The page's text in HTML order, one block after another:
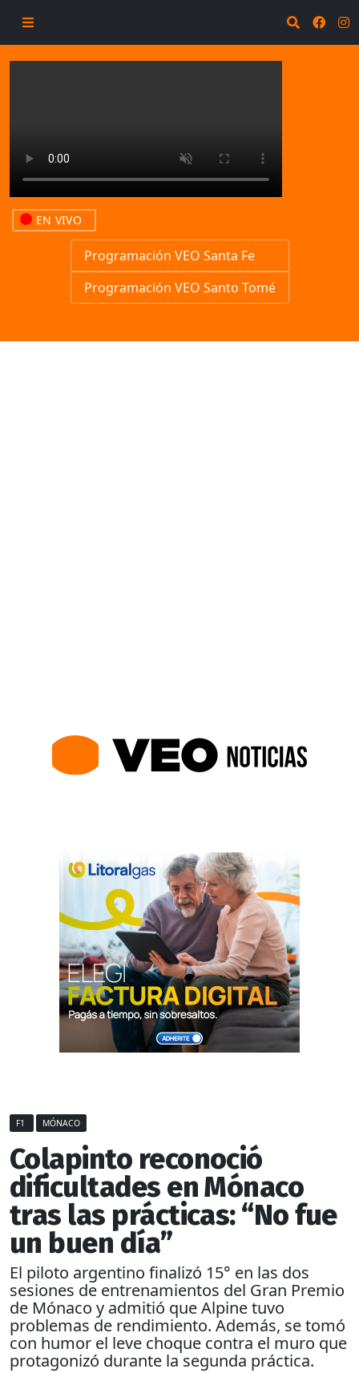
EN VIVO
Programación VEO Santa Fe
Programación VEO Santo Tomé
F1 MÓNACO
Colapinto reconoció
dificultades en Mónaco
tras las prácticas: “No fue
un buen día”
El piloto argentino finalizó 15° en las dos
sesiones de entrenamientos del Gran Premio
de Mónaco y admitió que Alpine tuvo
problemas de rendimiento. Además, se tomó
con humor el leve choque contra el muro que
protagonizó durante la segunda práctica.